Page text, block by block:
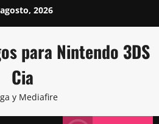
2026
para Nintendo 3DS
Cia
y Mediafire